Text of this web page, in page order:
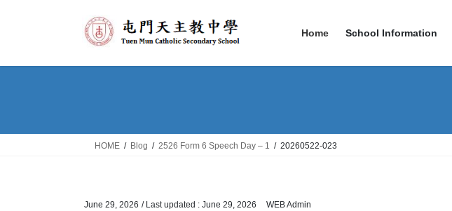
Home School Information
HOME Blog 2526 Form 6 Speech Day – 1 20260522-023
June 29, 2026 / Last updated : June 29, 2026 WEB Admin